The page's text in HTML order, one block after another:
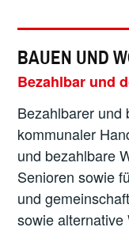
BAUEN UND
Bezahlbar und
Bezahlbarer und
kommunaler
und bezahlbare
Senioren sowie
und
sowie